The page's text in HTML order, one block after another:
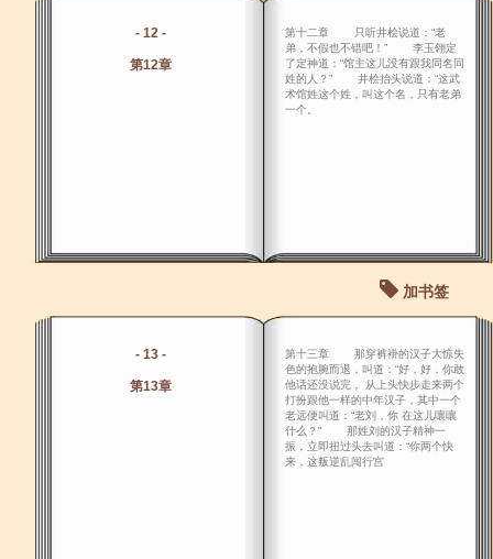
- 12 -
第12章
第十二章 只听井桧说道：“老
弟，不假也不错吧！” 李玉翎定
了定神道：“馆主这儿没有跟我同名同
姓的人？” 井桧抬头说道：“这武
术馆姓这个姓，叫这个名，只有老弟
一个。
加书签
- 13 -
第13章
第十三章 那穿裤褂的汉子大惊失
色的抱腕而退，叫道：“好，好，你敢
他话还没说完， 从上头快步走来两个
打扮跟他一样的中年汉子，其中一个
老远便叫道：“老刘，你 在这儿嚷嚷
什么？” 那姓刘的汉子精神一
振，立即扭过头去叫道：“你两个快
来，这叛逆乱闯行宫